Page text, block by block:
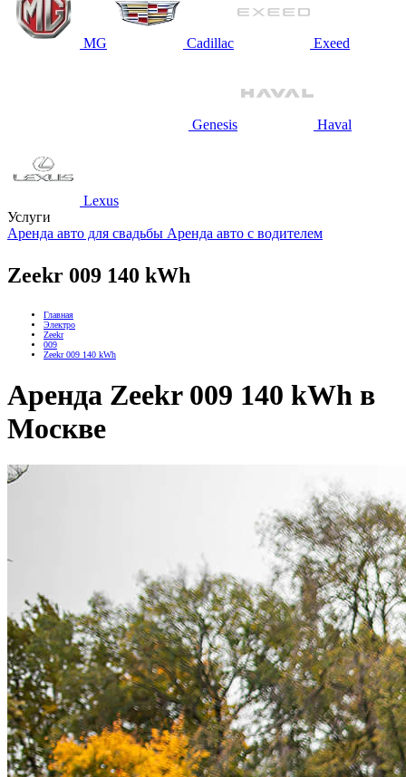
MG Cadillac Exeed
Genesis Haval
Lexus
Услуги
Аренда авто для свадьбы Аренда авто с водителем
Zeekr 009 140 kWh
Главная
Электро
Zeekr
009
Zeekr 009 140 kWh
Аренда Zeekr 009 140 kWh в
Москве